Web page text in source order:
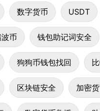
数字货币 USDT
币 钱包助记词安全
狗狗币钱包找回
区块链安全 加密